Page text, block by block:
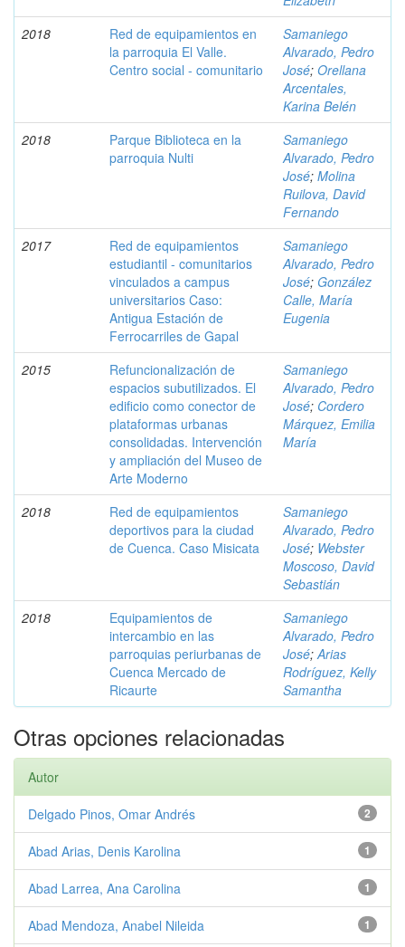
2018
Red de equipamientos en
la parroquia El Valle.
Centro social - comunitario
Samaniego
Alvarado, Pedro
José; Orellana
Arcentales,
Karina Belén
2018
Parque Biblioteca en la
parroquia Nulti
Samaniego
Alvarado, Pedro
José; Molina
Ruilova, David
Fernando
2017
Red de equipamientos
estudiantil - comunitarios
vinculados a campus
universitarios Caso:
Antigua Estación de
Ferrocarriles de Gapal
Samaniego
Alvarado, Pedro
José; González
Calle, María
Eugenia
2015
Refuncionalización de
espacios subutilizados. El
edificio como conector de
plataformas urbanas
consolidadas. Intervención
y ampliación del Museo de
Arte Moderno
Samaniego
Alvarado, Pedro
José; Cordero
Márquez, Emilia
María
2018
Red de equipamientos
deportivos para la ciudad
de Cuenca. Caso Misicata
Samaniego
Alvarado, Pedro
José; Webster
Moscoso, David
Sebastián
2018
Equipamientos de
intercambio en las
parroquias periurbanas de
Cuenca Mercado de
Ricaurte
Samaniego
Alvarado, Pedro
José;Arias
Rodríguez, Kelly
Samantha
Otras opciones relacionadas
Autor
2
Delgado Pinos, Omar Andrés
1
Abad Arias, Denis Karolina
1
Abad Larrea, Ana Carolina
1
Abad Mendoza, Anabel Nileida